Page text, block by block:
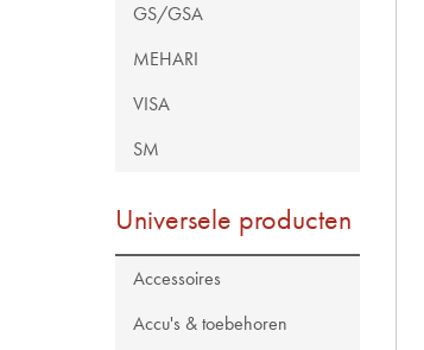
GS/GSA
MEHARI
VISA
SM
Universele producten
Accessoires
Accu's & toebehoren